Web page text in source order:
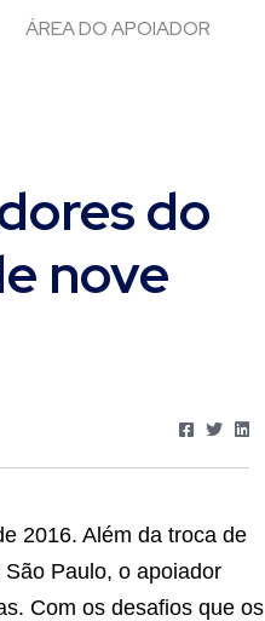
ÁREA DO APOIADOR
do
nove
2016. Além da troca de
Paulo, o apoiador
Com os desafios que os